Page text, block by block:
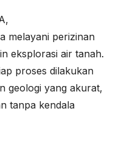
melayani perizinan
eksplorasi air tanah.
proses dilakukan
geologi yang akurat,
tanpa kendala